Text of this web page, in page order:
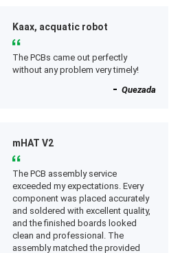
Kaax, acquatic robot
The PCBs came out perfectly
without any problem very timely!
Quezada
mHAT V2
The PCB assembly service
exceeded my expectations. Every
component was placed accurately
and soldered with excellent quality,
and the finished boards looked
clean and professional. The
assembly matched the provided